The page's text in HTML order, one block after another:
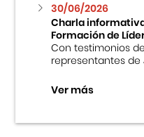
30/06/2026
Charla
Formación de
Con testimonios
representantes de
Ver más